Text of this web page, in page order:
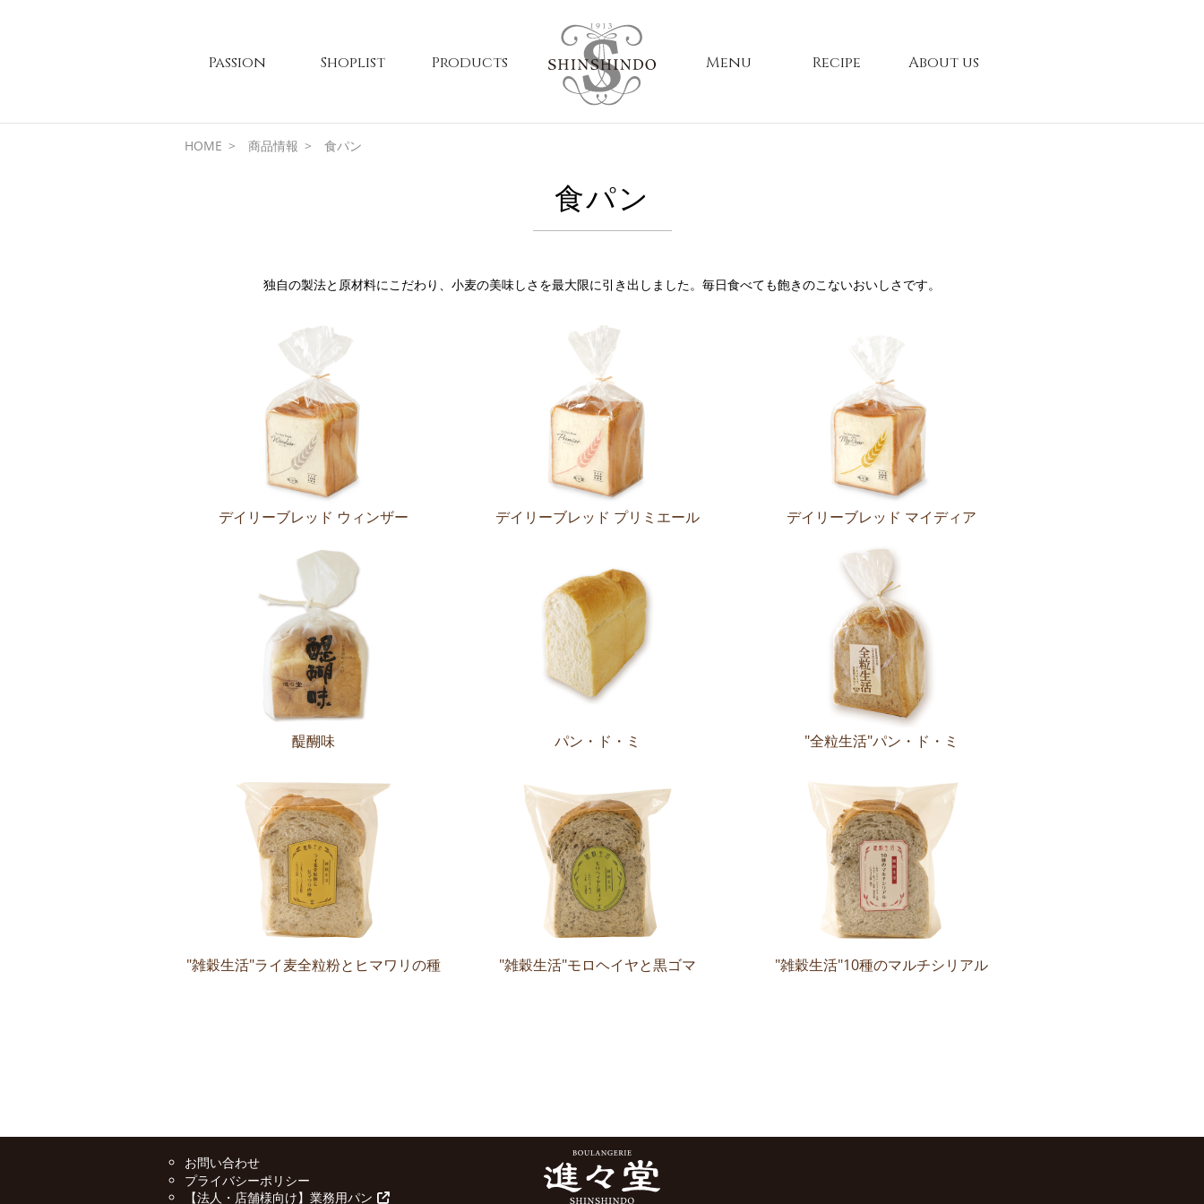
Passion Shoplist Products Menu Recipe About us
HOME 商品情報 食パン
食パン
独自の製法と原材料にこだわり、小麦の美味しさを最大限に引き出しました。毎日食べても飽きのこないおいしさです。
デイリーブレッド ウィンザー デイリーブレッド プリミエール デイリーブレッド マイディア
醍醐味 パン・ド・ミ "全粒生活"パン・ド・ミ
"雑穀生活"ライ麦全粒粉とヒマワリの種 "雑穀生活"モロヘイヤと黒ゴマ "雑穀生活"10種のマルチシリアル
お問い合わせ
プライバシーポリシー
【法人・店舗様向け】業務用パン